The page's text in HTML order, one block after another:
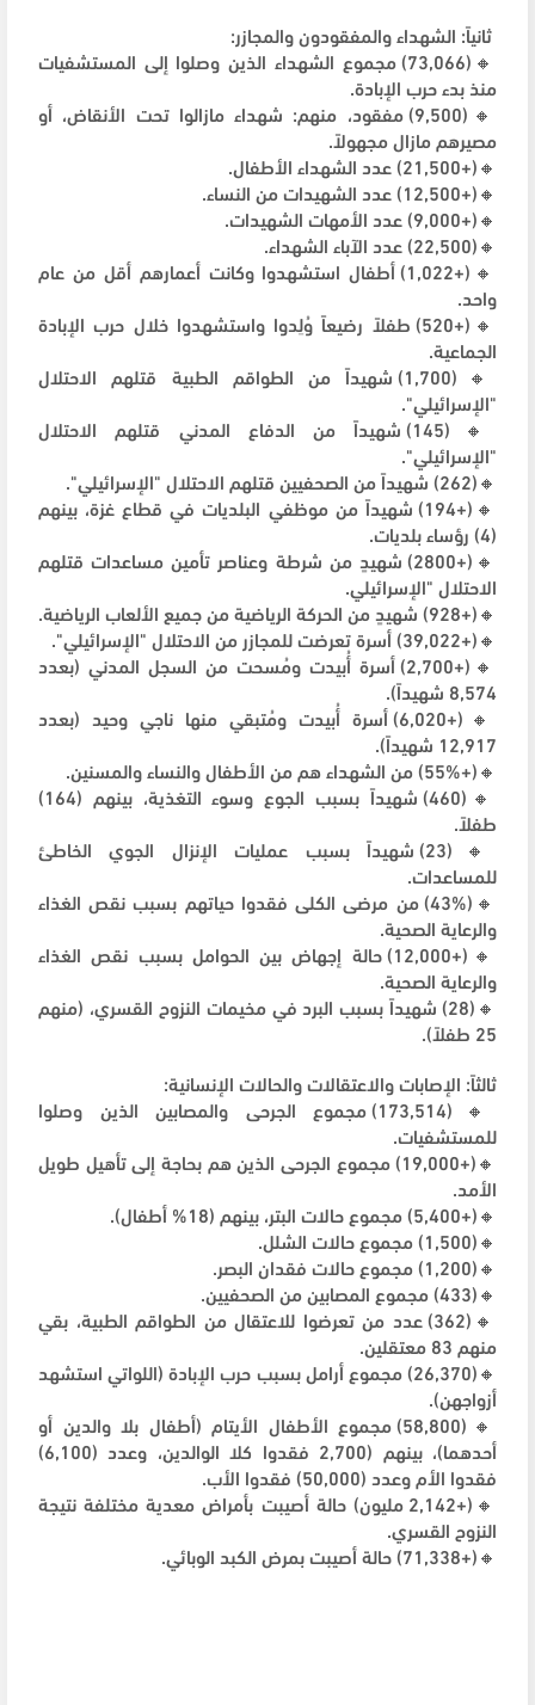
ثانياً: الشهداء والمفقودون والمجازر:
🔸(73,066) مجموع الشهداء الذين وصلوا إلى المستشفيات
منذ بدء حرب الإبادة.
🔸(9,500) مفقود، منهم: شهداء مازالوا تحت الأنقاض، أو
مصيرهم مازال مجهولاً.
🔸(+21,500) عدد الشهداء الأطفال.
🔸(+12,500) عدد الشهيدات من النساء.
🔸(+9,000) عدد الأمهات الشهيدات.
🔸(22,500) عدد الآباء الشهداء.
🔸(+1,022) أطفال استشهدوا وكانت أعمارهم أقل من عام
واحد.
🔸(+520) طفلاً رضيعاً وُلِدوا واستشهدوا خلال حرب الإبادة
الجماعية.
🔸(1,700) شهيداً من الطواقم الطبية قتلهم الاحتلال
"الإسرائيلي".
🔸(145) شهيداً من الدفاع المدني قتلهم الاحتلال
"الإسرائيلي".
🔸(262) شهيداً من الصحفيين قتلهم الاحتلال "الإسرائيلي".
🔸(+194) شهيداً من موظفي البلديات في قطاع غزة، بينهم
(4) رؤساء بلديات.
🔸(+2800) شهيدٍ من شرطة وعناصر تأمين مساعدات قتلهم
الاحتلال "الإسرائيلي.
🔸(+928) شهيدٍ من الحركة الرياضية من جميع الألعاب الرياضية.
🔸(+39,022) أسرة تعرضت للمجازر من الاحتلال "الإسرائيلي".
🔸(+2,700) أسرة أُبيدت ومُسحت من السجل المدني (بعدد
8,574 شهيداً).
🔸(+6,020) أسرة أُبيدت ومُتبقي منها ناجي وحيد (بعدد
12,917 شهيداً).
🔸(+55%) من الشهداء هم من الأطفال والنساء والمسنين.
🔸(460) شهيداً بسبب الجوع وسوء التغذية، بينهم (164)
طفلاً.
🔸(23) شهيداً بسبب عمليات الإنزال الجوي الخاطئ
للمساعدات.
🔸(43%) من مرضى الكلى فقدوا حياتهم بسبب نقص الغذاء
والرعاية الصحية.
🔸(+12,000) حالة إجهاض بين الحوامل بسبب نقص الغذاء
والرعاية الصحية.
🔸(28) شهيداً بسبب البرد في مخيمات النزوح القسري، (منهم
25 طفلاً).
ثالثاً: الإصابات والاعتقالات والحالات الإنسانية:
🔸(173,514) مجموع الجرحى والمصابين الذين وصلوا
للمستشفيات.
🔸(+19,000) مجموع الجرحى الذين هم بحاجة إلى تأهيل طويل
الأمد.
🔸(+5,400) مجموع حالات البتر، بينهم (18% أطفال).
🔸(1,500) مجموع حالات الشلل.
🔸(1,200) مجموع حالات فقدان البصر.
🔸(433) مجموع المصابين من الصحفيين.
🔸(362) عدد من تعرضوا للاعتقال من الطواقم الطبية، بقي
منهم 83 معتقلين.
🔸(26,370) مجموع أرامل بسبب حرب الإبادة (اللواتي استشهد
أزواجهن).
🔸(58,800) مجموع الأطفال الأيتام (أطفال بلا والدين أو
أحدهما)، بينهم (2,700 فقدوا كلا الوالدين، وعدد (6,100)
فقدوا الأم وعدد (50,000) فقدوا الأب.
🔸(+2,142 مليون) حالة أصيبت بأمراض معدية مختلفة نتيجة
النزوح القسري.
🔸(+71,338) حالة أصيبت بمرض الكبد الوبائي.